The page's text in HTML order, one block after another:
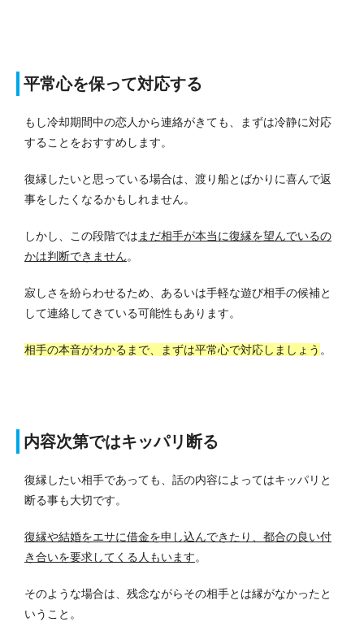
平常心を保って対応する
もし冷却期間中の恋人から連絡がきても、まずは冷静に対応
することをおすすめします。
復縁したいと思っている場合は、渡り船とばかりに喜んで返
事をしたくなるかもしれません。
しかし、この段階ではまだ相手が本当に復縁を望んでいるの
かは判断できません。
寂しさを紛らわせるため、あるいは手軽な遊び相手の候補と
して連絡してきている可能性もあります。
相手の本音がわかるまで、まずは平常心で対応しましょう 。
内容次第ではキッパリ断る
復縁したい相手であっても、話の内容によってはキッパリと
断る事も大切です。
復縁や結婚をエサに借金を申し込んできたり、都合の良い付
き合いを要求してくる人もいます。
そのような場合は、残念ながらその相手とは縁がなかったと
いうこと。